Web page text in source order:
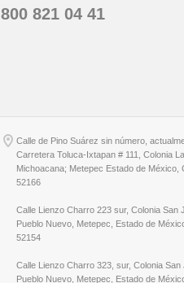
800 821 04 41
Calle de Pino Suárez sin número,
Carretera Toluca-Ixtapan # 111, Colonia La
Michoacana; Metepec Estado de México,
52166
Calle Lienzo Charro 223 sur, Colonia San
Pueblo Nuevo, Metepec, Estado de
52154
Calle Lienzo Charro 323, sur, Colonia San
Pueblo Nuevo, Metepec, Estado de